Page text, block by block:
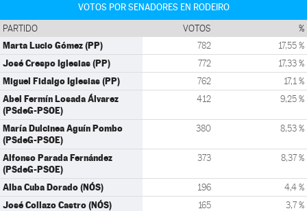
VOTOS POR SENADORES EN RODEIRO
PARTIDO VOTOS %
Marta Lucio Gómez (PP) 782 17,55 %
José Crespo Iglesias (PP) 772 17,33 %
Miguel Fidalgo Iglesias (PP) 762 17,1 %
Abel Fermín Losada Álvarez
(PSdeG-PSOE)
412 9,25 %
María Dulcinea Aguín Pombo
(PSdeG-PSOE)
380 8,53 %
Alfonso Parada Fernández
(PSdeG-PSOE)
373 8,37 %
Alba Cuba Dorado (NÓS) 196 4,4 %
José Collazo Castro (NÓS) 165 3,7 %